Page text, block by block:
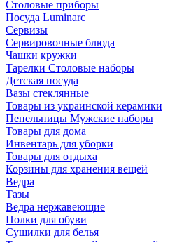
Столовые приборы
Посуда Luminarс
Сервизы
Сервировочные блюда
Чашки кружки
Тарелки Столовые наборы
Детская посуда
Вазы стеклянные
Товары из украинской керамики
Пепельницы Мужские наборы
Товары для дома
Инвентарь для уборки
Товары для отдыха
Корзины для хранения вещей
Ведра
Тазы
Ведра нержавеющие
Полки для обуви
Сушилки для белья